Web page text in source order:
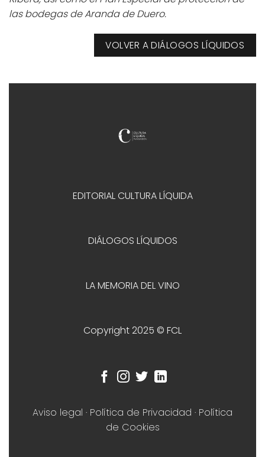
las bodegas de Aranda de Duero.
VOLVER A DIÁLOGOS LÍQUIDOS
EDITORIAL CULTURA LÍQUIDA
DIÁLOGOS LÍQUIDOS
LA MEMORIA DEL VINO
Copyright 2025 © FCL
Aviso legal · Política de Privacidad · Política
de Cookies